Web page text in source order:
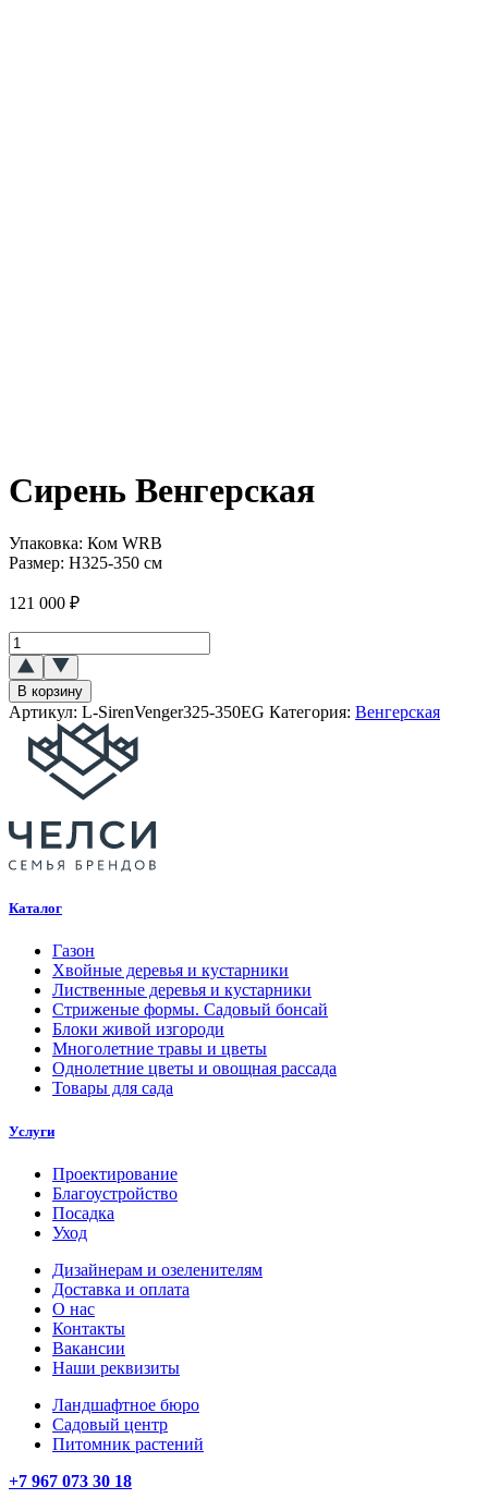
Сирень Венгерская
Упаковка: Ком WRB
Размер: H325-350 см
121 000 ₽
Количество
товара
Сирень
Венгерская
В корзину
Артикул: L-SirenVenger325-350EG Категория: Венгерская
Каталог
Газон
Хвойные деревья и кустарники
Лиственные деревья и кустарники
Стриженые формы. Садовый бонсай
Блоки живой изгороди
Многолетние травы и цветы
Однолетние цветы и овощная рассада
Товары для сада
Услуги
Проектирование
Благоустройство
Посадка
Уход
Дизайнерам и озеленителям
Доставка и оплата
О нас
Контакты
Вакансии
Наши реквизиты
Ландшафтное бюро
Садовый центр
Питомник растений
+7 967 073 30 18